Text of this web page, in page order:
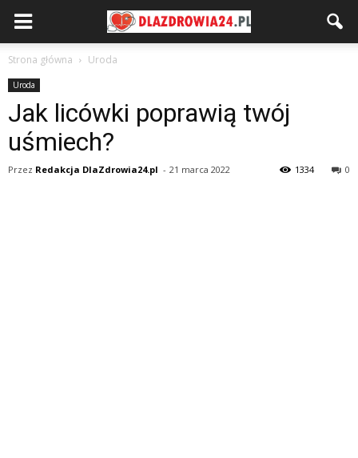
Strona główna Uroda
Uroda
Jak licówki poprawią twój
uśmiech?
Przez Redakcja DlaZdrowia24.pl - 21 marca 2022 0
1334